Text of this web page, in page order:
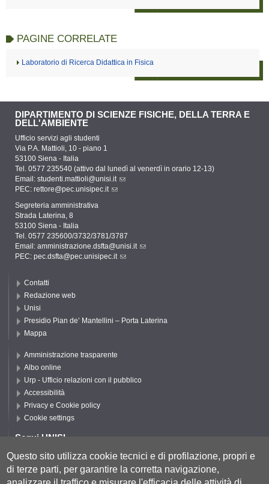
PAGINE CORRELATE
Laboratorio di Ricerca Didattica in Fisica
DIPARTIMENTO DI SCIENZE FISICHE, DELLA TERRA E
DELL'AMBIENTE
Ufficio servizi agli studenti
Via P.A. Mattioli, 10 - piano 1
53100 Siena - Italia
Tel. 0577 235540 (attivo dal lunedì al venerdì in orario 12-13)
Email: studenti.mattioli@unisi.it
PEC: rettore@pec.unisipec.it
Segreteria amministrativa
Strada Laterina, 8
53100 Siena - Italia
Tel. 0577 235600/3732/3781/3787
Email: amministrazione.dsfta@unisi.it
PEC: pec.dsfta@pec.unisipec.it
Contatti
Redazione web
Unisi
Presidio Pian de’ Mantellini – Porta Laterina
Mappa
Amministrazione trasparente
Albo online
Urp - Ufficio relazioni con il pubblico
Accessibilità
Privacy e Cookie policy
Cookie settings
Segui UNISI
Segui DSFTA
Questo sito utilizza cookie tecnici e di profilazione, propri e
di terze parti, per garantire la corretta navigazione,